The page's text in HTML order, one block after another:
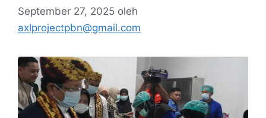
September 27, 2025 oleh
axlprojectpbn@gmail.com